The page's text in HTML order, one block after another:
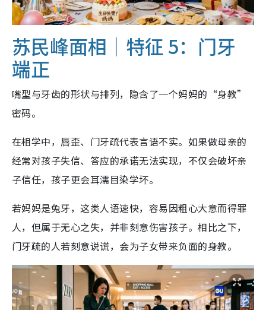
苏民峰面相｜特征 5： 门牙
端正
嘴型与牙齿的形状与排列，隐含了一个妈妈的“身教”
密码。
在相学中，唇歪、门牙疏代表言语不实。如果做母亲的
经常对孩子失信、答应的承诺无法实现，不仅会破坏亲
子信任，孩子更会耳濡目染学坏。
若妈妈是兔牙，这类人语速快，容易因粗心大意而得罪
人，但属于无心之失，并非刻意伤害孩子。相比之下，
门牙疏的人若刻意说谎，会为子女带来负面的身教。